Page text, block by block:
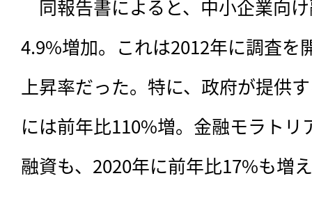
同報告書によると、 中小企業向
4.9%増加。これは2012年に調査を
上昇率だった。特に、政府が提供
には前年比110%増。金融モラトリ
融資も、2020年に前年比17%も増